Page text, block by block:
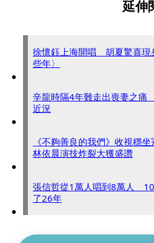
延伸
徐懷鈺上海開唱 胡夏驚喜現
些年〉
辛龍時隔4年難走出喪妻之
近況
《不夠善良的我們》收視穩
林依晨演技炸裂大獲盛讚
張信哲從1萬人唱到8萬人
了26年